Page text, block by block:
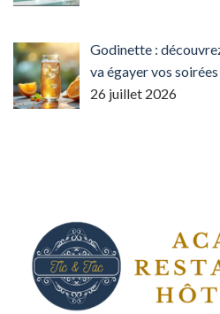
Godinette :
va égayer vos soirées
26 juillet 2026